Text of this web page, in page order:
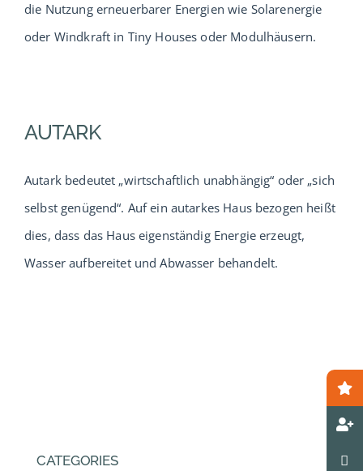
die Nutzung erneuerbarer Energien wie Solarenergie
oder Windkraft in Tiny Houses oder Modulhäusern.
AUTARK
Autark bedeutet „wirtschaftlich unabhängig“ oder „sich
selbst genügend“. Auf ein autarkes Haus bezogen heißt
dies, dass das Haus eigenständig Energie erzeugt,
Wasser aufbereitet und Abwasser behandelt.
CATEGORIES